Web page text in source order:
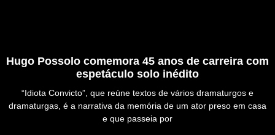
Hugo Possolo comemora 45 anos de carreira com
espetáculo solo inédito
“Idiota Convicto”, que reúne textos de vários dramaturgos e
dramaturgas, é a narrativa da memória de um ator preso em casa
e que passeia por